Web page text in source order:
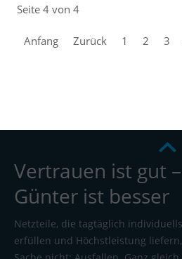
Seite 4 von 4
Anfang Zurück 1 2 3
Vertrauen ist gut –
Günter ist besser
Netzteile, die tagtäglich
erfüllen und Höchstleistung